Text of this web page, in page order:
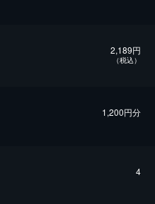
2,189円
（税込）
1,200円分
4